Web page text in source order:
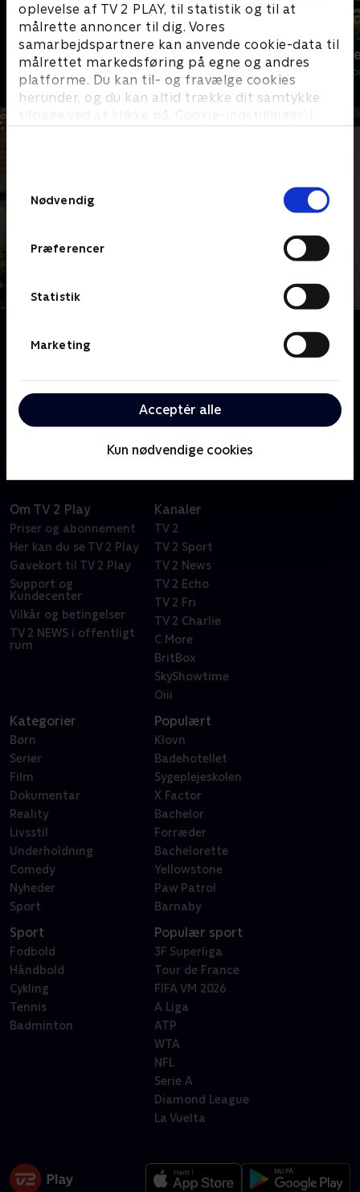
oplevelse af TV 2 PLAY, til statistik og til at
målrette annoncer til dig. Vores
samarbejdspartnere kan anvende cookie-data til
målrettet markedsføring på egne og andres
platforme. Du kan til- og fravælge cookies
herunder, og du kan altid trække dit samtykke
tilbage ved at klikke på ’Cookie-indstillinger’ i
Nødvendig
Præferencer
Statistik
Marketing
Acceptér alle
Kun nødvendige cookies
Linde på Langeland
Livsstil • 5 sæsoner
Beier på
Livsstil • 3
Sofie Linde og familien elsker jul, og har lige siden de
alt fra sommerfester til julefrokoster på Langeland.
Nu er de igen tilbage og kan passende se, hvad et
drys jul kan gøre ved det magiske hus.
Om TV 2 Play
Priser og abonnement
Her kan du se TV 2 Play
Gavekort til TV 2 Play
Support og
Kundecenter
Vilkår og betingelser
TV 2 NEWS i offentligt
rum
Kanaler
TV 2
TV 2 Sport
TV 2 News
TV 2 Echo
TV 2 Fri
TV 2 Charlie
C More
BritBox
SkyShowtime
Oiii
Kategorier
Børn
Serier
Film
Dokumentar
Reality
Livsstil
Underholdning
Comedy
Nyheder
Sport
Populært
Klovn
Badehotellet
Sygeplejeskolen
X Factor
Bachelor
Forræder
Bachelorette
Yellowstone
Paw Patrol
Barnaby
Sport
Fodbold
Håndbold
Cykling
Tennis
Badminton
Populær sport
3F Superliga
Tour de France
FIFA VM 2026
A Liga
ATP
WTA
NFL
Serie A
Diamond League
La Vuelta